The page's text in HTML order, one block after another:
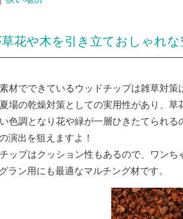
花や木を引き立ておしゃれな
材でできているウッドチップは雑草対策
場の乾燥対策としての実用性があり、草
色調となり花や緑が一層ひきたてられる
演出を狙えますよ！
ップはクッション性もあるので、ワンち
ラン用にも最適なマルチング材です。